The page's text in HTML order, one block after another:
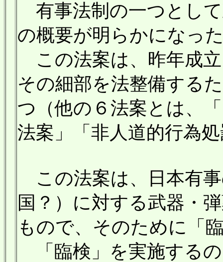
有事法制の一つとし
の概要が明らかになっ
この法案は、昨年成
その細部を法整備する
つ（他の６法案とは、
法案」「非人道的行為
この法案は、日本有
国？）に対する武器・
もので、そのために「
「臨検」を実施する